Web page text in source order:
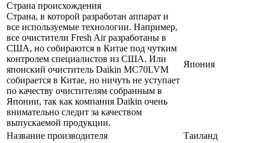
Страна происхождения
Страна, в которой разработан аппарат и
все используемые технологии. Например,
все очистители Fresh Air разработаны в
США, но собираются в Китае под чутким
контролем специалистов из США. Или
японский очиститель Daikin MC70LVM
собирается в Китае, но ничуть не уступает
по качеству очистителям собранным в
Японии, так как компания Daikin очень
внимательно следит за качеством
выпускаемой продукции.
Япония
Название производителя
Таиланд